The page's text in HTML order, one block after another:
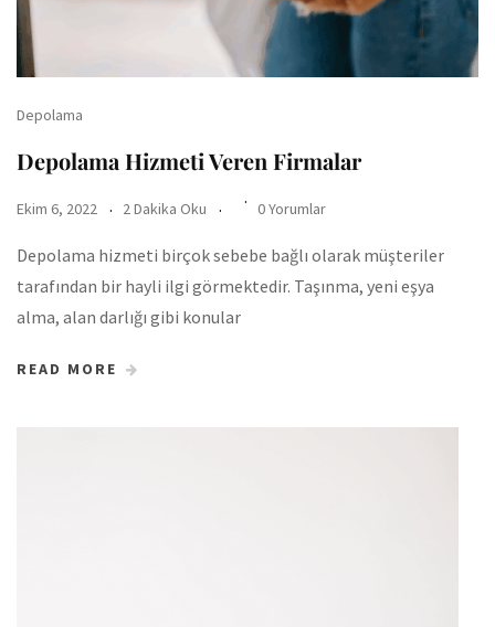
Depolama
Depolama Hizmeti Veren Firmalar
Ekim 6, 2022 2 Dakika Oku 0 Yorumlar
Depolama hizmeti birçok sebebe bağlı olarak müşteriler
tarafından bir hayli ilgi görmektedir. Taşınma, yeni eşya
alma, alan darlığı gibi konular
READ MORE